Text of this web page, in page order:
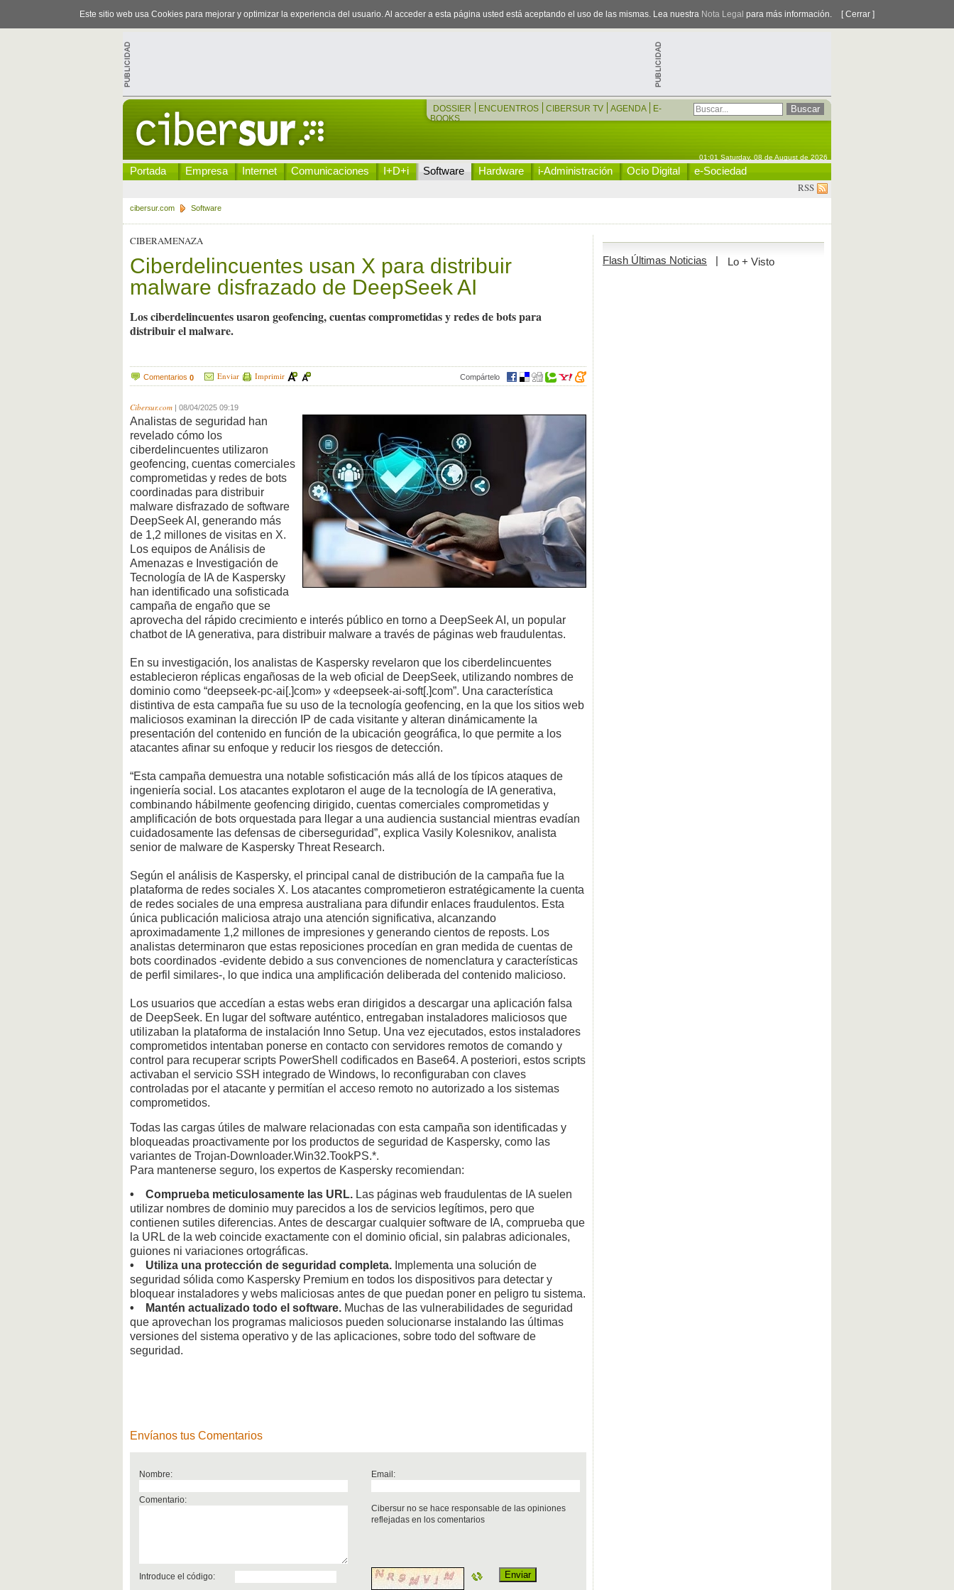
Este sitio web usa Cookies para mejorar y optimizar la experiencia del usuario. Al acceder a esta página usted está aceptando el uso de las mismas. Lea nuestra Nota Legal para más información. [ Cerrar ]
DOSSIER ENCUENTROS CIBERSUR TV AGENDA
E-
BOOKS
01:01 Saturday, 08 de August de 2026
Portada Empresa Internet Comunicaciones I+D+i Software Hardware i-Administración Ocio Digital e-Sociedad
RSS
cibersur.com Software
CIBERAMENAZA
Ciberdelincuentes usan X para distribuir
malware disfrazado de DeepSeek AI
Los ciberdelincuentes usaron geofencing, cuentas comprometidas y redes de bots para
distribuir el malware.
Comentarios 0 Enviar Imprimir Compártelo
Cibersur.com 08/04/2025 09:19
Analistas de seguridad han
revelado cómo los
ciberdelincuentes utilizaron
geofencing, cuentas comerciales
comprometidas y redes de bots
coordinadas para distribuir
malware disfrazado de software
DeepSeek AI, generando más
de 1,2 millones de visitas en X.
Los equipos de Análisis de
Amenazas e Investigación de
Tecnología de IA de Kaspersky
han identificado una sofisticada
campaña de engaño que se
aprovecha del rápido crecimiento e interés público en torno a DeepSeek AI, un popular
chatbot de IA generativa, para distribuir malware a través de páginas web fraudulentas.
En su investigación, los analistas de Kaspersky revelaron que los ciberdelincuentes
establecieron réplicas engañosas de la web oficial de DeepSeek, utilizando nombres de
dominio como “deepseek-pc-ai[.]com» y «deepseek-ai-soft[.]com”. Una característica
distintiva de esta campaña fue su uso de la tecnología geofencing, en la que los sitios web
maliciosos examinan la dirección IP de cada visitante y alteran dinámicamente la
presentación del contenido en función de la ubicación geográfica, lo que permite a los
atacantes afinar su enfoque y reducir los riesgos de detección.
“Esta campaña demuestra una notable sofisticación más allá de los típicos ataques de
ingeniería social. Los atacantes explotaron el auge de la tecnología de IA generativa,
combinando hábilmente geofencing dirigido, cuentas comerciales comprometidas y
amplificación de bots orquestada para llegar a una audiencia sustancial mientras evadían
cuidadosamente las defensas de ciberseguridad”, explica Vasily Kolesnikov, analista
senior de malware de Kaspersky Threat Research.
Según el análisis de Kaspersky, el principal canal de distribución de la campaña fue la
plataforma de redes sociales X. Los atacantes comprometieron estratégicamente la cuenta
de redes sociales de una empresa australiana para difundir enlaces fraudulentos. Esta
única publicación maliciosa atrajo una atención significativa, alcanzando
aproximadamente 1,2 millones de impresiones y generando cientos de reposts. Los
analistas determinaron que estas reposiciones procedían en gran medida de cuentas de
bots coordinados -evidente debido a sus convenciones de nomenclatura y características
de perfil similares-, lo que indica una amplificación deliberada del contenido malicioso.
Los usuarios que accedían a estas webs eran dirigidos a descargar una aplicación falsa
de DeepSeek. En lugar del software auténtico, entregaban instaladores maliciosos que
utilizaban la plataforma de instalación Inno Setup. Una vez ejecutados, estos instaladores
comprometidos intentaban ponerse en contacto con servidores remotos de comando y
control para recuperar scripts PowerShell codificados en Base64. A posteriori, estos scripts
activaban el servicio SSH integrado de Windows, lo reconfiguraban con claves
controladas por el atacante y permitían el acceso remoto no autorizado a los sistemas
comprometidos.
Todas las cargas útiles de malware relacionadas con esta campaña son identificadas y
bloqueadas proactivamente por los productos de seguridad de Kaspersky, como las
variantes de Trojan-Downloader.Win32.TookPS.*.
Para mantenerse seguro, los expertos de Kaspersky recomiendan:
• Comprueba meticulosamente las URL. Las páginas web fraudulentas de IA suelen
utilizar nombres de dominio muy parecidos a los de servicios legítimos, pero que
contienen sutiles diferencias. Antes de descargar cualquier software de IA, comprueba que
la URL de la web coincide exactamente con el dominio oficial, sin palabras adicionales,
guiones ni variaciones ortográficas.
• Utiliza una protección de seguridad completa. Implementa una solución de
seguridad sólida como Kaspersky Premium en todos los dispositivos para detectar y
bloquear instaladores y webs maliciosas antes de que puedan poner en peligro tu sistema.
• Mantén actualizado todo el software. Muchas de las vulnerabilidades de seguridad
que aprovechan los programas maliciosos pueden solucionarse instalando las últimas
versiones del sistema operativo y de las aplicaciones, sobre todo del software de
seguridad.
Envíanos tus Comentarios
Nombre: Email:
Comentario:
Cibersur no se hace responsable de las opiniones
reflejadas en los comentarios
Introduce el código:
Flash Últimas Noticias | Lo + Visto